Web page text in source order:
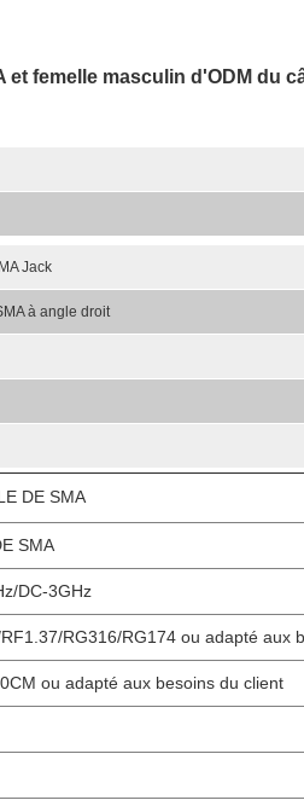
et femelle masculin d'ODM du
Jack
à angle droit
DE SMA
SMA
DC-3GHz
RG316/RG174 ou adapté aux
ou adapté aux besoins du client